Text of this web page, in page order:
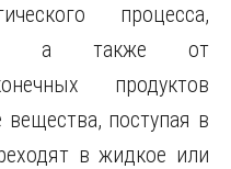
процесса,
а также от
продуктов
поступая в
в жидкое или